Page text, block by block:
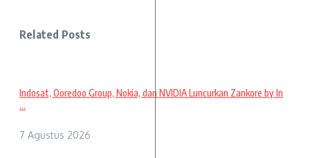
Related Posts
Indosat, Ooredoo Group, Nokia, dan NVIDIA Luncurkan Zankore by In
...
7 Agustus 2026